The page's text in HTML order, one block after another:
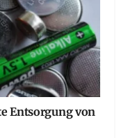
Entsorgung von